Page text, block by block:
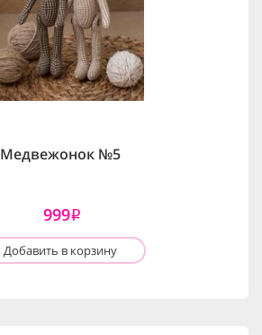
Медвежонок №5
999i
Добавить в корзину